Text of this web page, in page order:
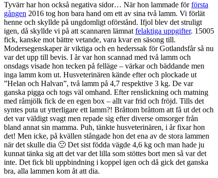
Tyvärr har hon också negativa sidor… När hon lammade förförsta
gången 2016 tog hon bara hand om ett av sina två lamm. Vi förlät
henne och skyllde på ungdomligt oförstånd. Ifjol blev det struligt
igen, då skyllde vi på att scannaren lämnat felaktiga uppgifter. 15005
fick, kanske mot bättre vetande, vara kvar en säsong till.
Modersegenskaper är viktiga och en hederssak för Gotlandsfår så nu
var det upp till bevis. I år var hon scannad med två lamm och
onsdags visade hon tecken på felläge – värkar och bäddande men
inga lamm kom ut. Husveterinären kände efter och plockade ut
”Helan och Halvan”, två lamm på 4,7 respektive 3 kg. De var
ganska pigga och togs väl omhand. Efter renslickning och matning
med råmjölk fick de en egen box – allt var frid och fröjd. Tills det
syntes puta ut ytterligare ett lamm?! Bråttom bråttom att få ut det och
det var väldigt svagt men repade sig efter diverse omsorger från
bland annat sin mamma. Puh, tänkte husveterinären, i år fixar hon
det! Men icke, på kvällen stångade hon det ena av de stora lammen
när det skulle dia 🙁 Det sist födda vägde 4,6 kg och man hade ju
kunnat tänka sig att det var det lilla som stöttes bort men så var det
inte. Det fick bli uppbindning i koppel igen och då gick det ganska
bra, alla lammen kom åt att dia.